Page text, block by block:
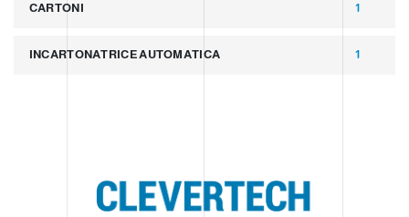
CARTONI 1
INCARTONATRICE AUTOMATICA 1